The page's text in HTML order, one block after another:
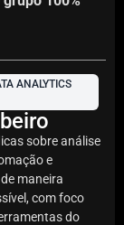
ANALYTICS
sobre análise
e
maneira
com foco
do